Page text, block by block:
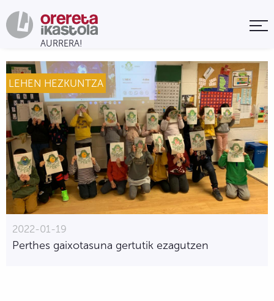
LEHEN HEZKUNTZA
2022-01-19
Perthes gaixotasuna gertutik ezagutzen